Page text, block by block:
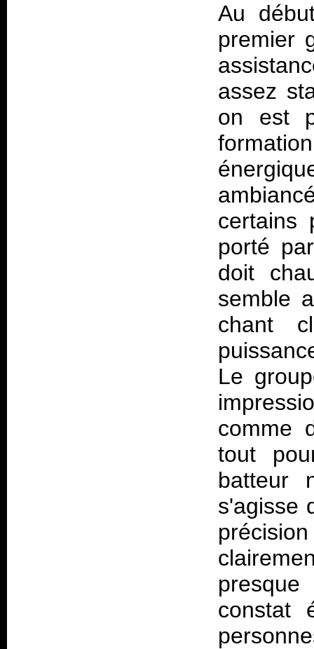
Au
premier
assez
on est
certains
porté
doit
semble
chant
Le
comme
tout
batteur
s'agisse
constat